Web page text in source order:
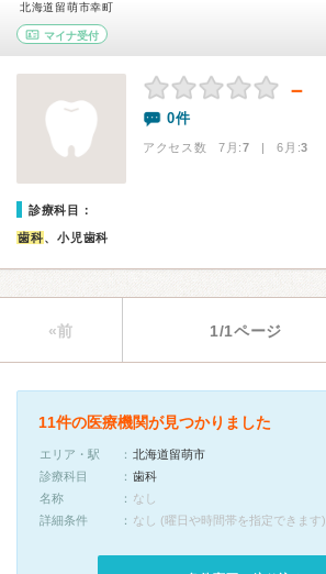
北海道留萌市幸町
マイナ受付
－
0件
アクセス数 7月:7 | 6月:3
診療科目：
歯科、小児歯科
«前 1/1ページ
11件の医療機関が見つかりました
エリア・駅
北海道留萌市
診療科目
歯科
名称
なし
詳細条件
なし (曜日や時間帯を指定できます)